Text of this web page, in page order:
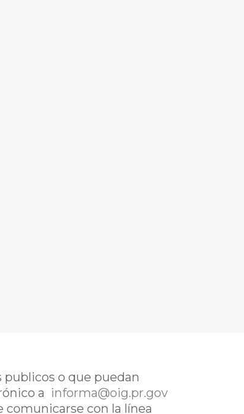
o que puedan
a informa@oig.pr.gov
comunicarse con la línea